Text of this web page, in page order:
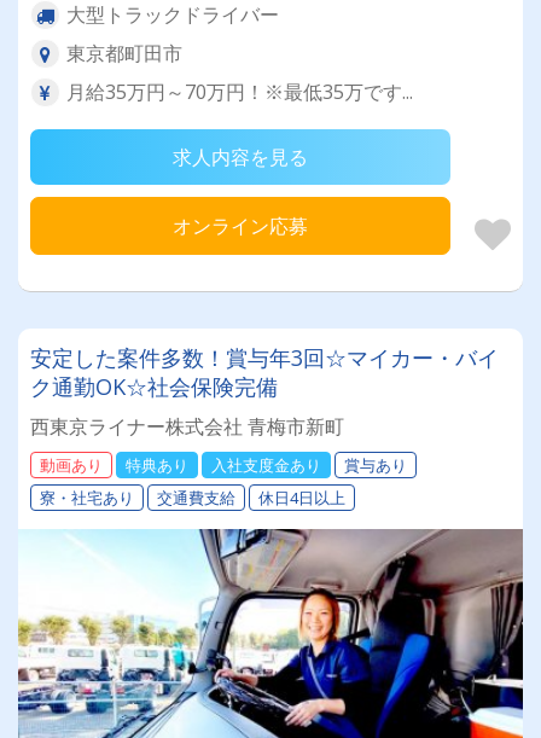
大型トラックドライバー
東京都町田市
月給35万円～70万円！※最低35万です...
求人内容を見る
オンライン応募
安定した案件多数！賞与年3回☆マイカー・バイ
ク通勤OK☆社会保険完備
西東京ライナー株式会社 青梅市新町
動画あり 特典あり 入社支度金あり
賞与あり
寮・社宅あり
交通費支給 休日4日以上